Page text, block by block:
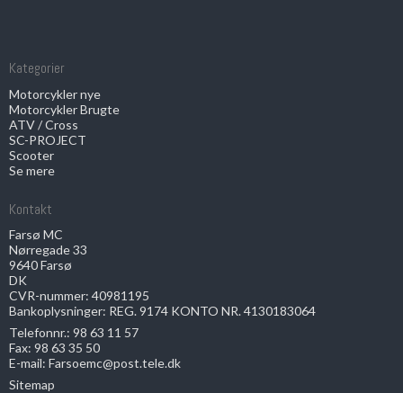
Kategorier
Motorcykler nye
Motorcykler Brugte
ATV / Cross
SC-PROJECT
Scooter
Se mere
Kontakt
Farsø MC
Nørregade 33
9640 Farsø
DK
CVR-nummer: 40981195
Bankoplysninger: REG. 9174 KONTO NR. 4130183064
Telefonnr.: 98 63 11 57
Fax: 98 63 35 50
E-mail: Farsoemc@post.tele.dk
Sitemap